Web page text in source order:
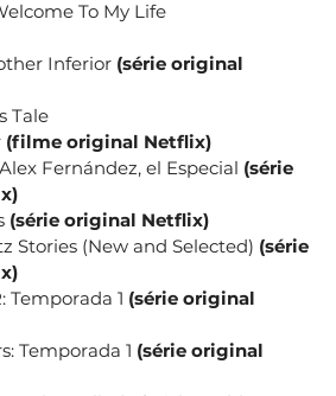
To My Life
Inferior (série original
Tale
(filme original Netflix)
Fernández, el Especial (série
(série original Netflix)
Stories (New and Selected) (série
Temporada 1 (série original
Temporada 1 (série original